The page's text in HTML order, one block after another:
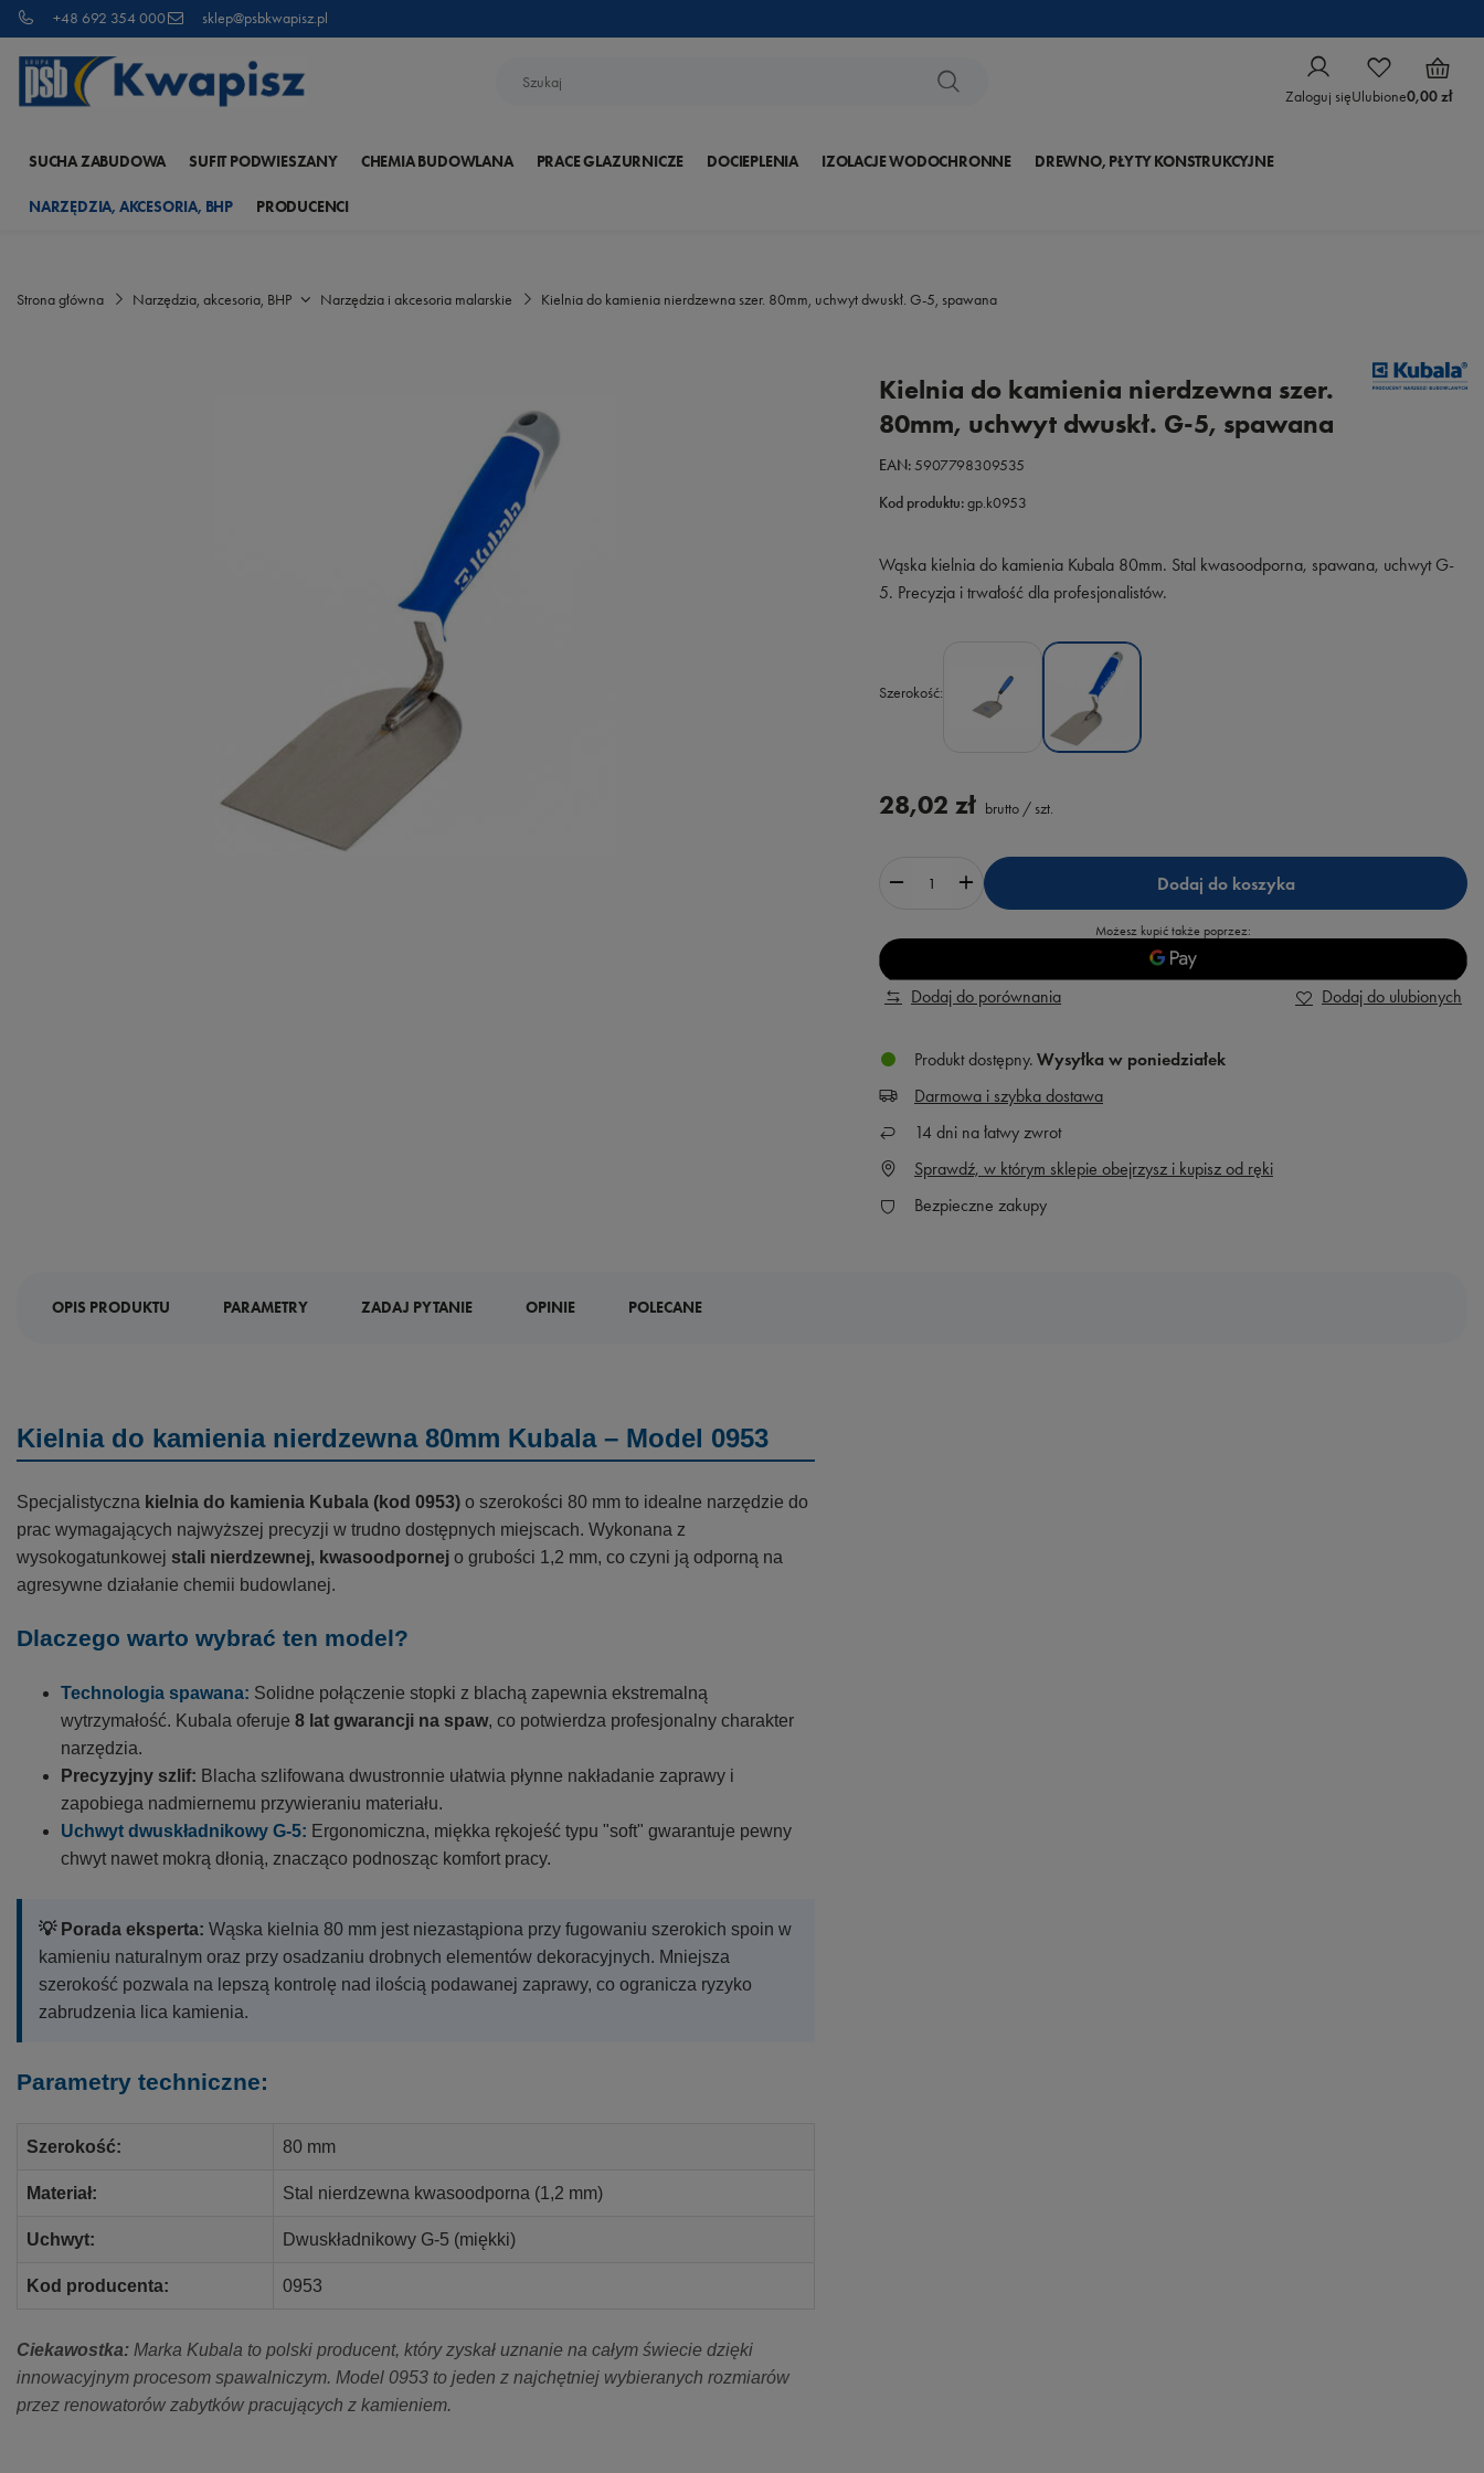
+48 692 354 000 sklep@psbkwapisz.pl
Zaloguj sięUlubione0,00 zł
SUCHA ZABUDOWA SUFIT PODWIESZANY CHEMIA BUDOWLANA PRACE GLAZURNICZE DOCIEPLENIA IZOLACJE WODOCHRONNE DREWNO, PŁYTY KONSTRUKCYJNE
NARZĘDZIA, AKCESORIA, BHP PRODUCENCI
Strona główna Narzędzia, akcesoria, BHP Narzędzia i akcesoria malarskie Kielnia do kamienia nierdzewna szer. 80mm, uchwyt dwuskł. G-5, spawana
Kielnia do kamienia nierdzewna szer.
80mm, uchwyt dwuskł. G-5, spawana
EAN:5907798309535
Kod produktu:gp.k0953
Wąska kielnia do kamienia Kubala 80mm. Stal kwasoodporna, spawana, uchwyt G-
5. Precyzja i trwałość dla profesjonalistów.
Szerokość
28,02 zł brutto / szt.
Dodaj do koszyka
Możesz kupić także poprzez:
Dodaj do porównania Dodaj do ulubionych
Produkt dostępny Wysyłka w poniedziałek
Darmowa i szybka dostawa
14 dni na łatwy zwrot
Sprawdź, w którym sklepie obejrzysz i kupisz od ręki
Bezpieczne zakupy
OPIS PRODUKTU PARAMETRY ZADAJ PYTANIE OPINIE POLECANE
Kielnia do kamienia nierdzewna 80mm Kubala – Model 0953
Specjalistyczna kielnia do kamienia Kubala (kod 0953) o szerokości 80 mm to idealne narzędzie do
prac wymagających najwyższej precyzji w trudno dostępnych miejscach. Wykonana z
wysokogatunkowej stali nierdzewnej, kwasoodpornej o grubości 1,2 mm, co czyni ją odporną na
agresywne działanie chemii budowlanej.
Dlaczego warto wybrać ten model?
Technologia spawana: Solidne połączenie stopki z blachą zapewnia ekstremalną
wytrzymałość. Kubala oferuje 8 lat gwarancji na spaw, co potwierdza profesjonalny charakter
narzędzia.
Precyzyjny szlif: Blacha szlifowana dwustronnie ułatwia płynne nakładanie zaprawy i
zapobiega nadmiernemu przywieraniu materiału.
Uchwyt dwuskładnikowy G-5: Ergonomiczna, miękka rękojeść typu "soft" gwarantuje pewny
chwyt nawet mokrą dłonią, znacząco podnosząc komfort pracy.
💡 Porada eksperta: Wąska kielnia 80 mm jest niezastąpiona przy fugowaniu szerokich spoin w
kamieniu naturalnym oraz przy osadzaniu drobnych elementów dekoracyjnych. Mniejsza
szerokość pozwala na lepszą kontrolę nad ilością podawanej zaprawy, co ogranicza ryzyko
zabrudzenia lica kamienia.
Parametry techniczne:
Szerokość: 80 mm
Materiał: Stal nierdzewna kwasoodporna (1,2 mm)
Uchwyt: Dwuskładnikowy G-5 (miękki)
Kod producenta: 0953
Ciekawostka: Marka Kubala to polski producent, który zyskał uznanie na całym świecie dzięki
innowacyjnym procesom spawalniczym. Model 0953 to jeden z najchętniej wybieranych rozmiarów
przez renowatorów zabytków pracujących z kamieniem.